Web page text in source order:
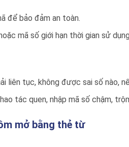
để bảo đảm an toàn.
mã số giới hạn thời gian sử
liên tục, không được sai số nào,
tác quen, nhập mã số chậm,
mở bằng thẻ từ